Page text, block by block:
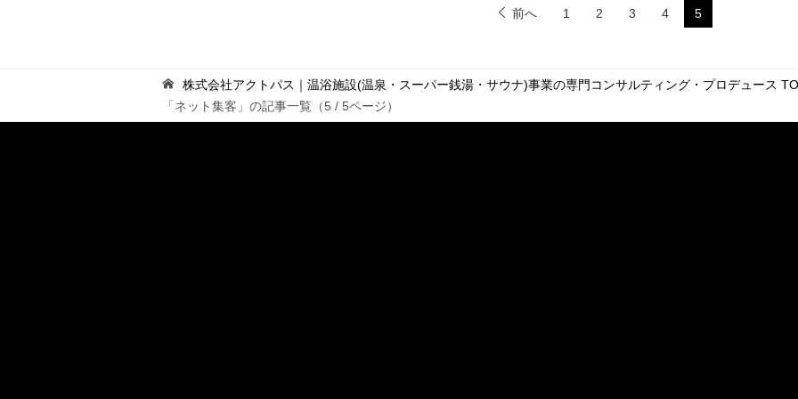
前へ 1 2 3 4 5
株式会社アクトパス｜温浴施設(温泉・スーパー銭湯・サウナ)事業の専門コンサルティング・プロデュース
「ネット集客」の記事一覧（5 / 5ページ）